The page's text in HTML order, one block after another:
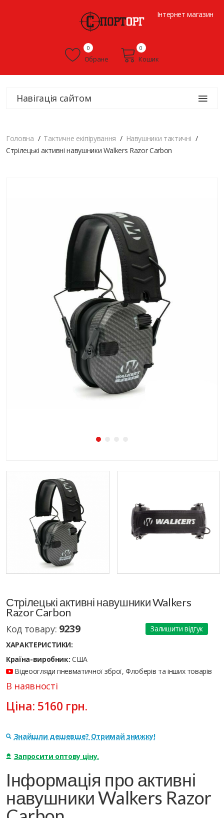
Інтернет магазин
Обране
0
Кошик
0
Навігація сайтом
Головна Тактичне екіпірування
Навушники тактичні
Стрілецькі активні навушники Walkers Razor Carbon
Стрілецькі активні навушники Walkers
Razor Carbon
Код товару: 9239
Залишити відгук
ХАРАКТЕРИСТИКИ:
Країна-виробник: США
Відеоогляди пневматичної зброї, Флоберів та інших товарів
В наявності
Ціна: 5160 грн.
Знайшли дешевше? Отримай знижку!
Запросити оптову ціну.
Інформація про активні
навушники Walkers Razor